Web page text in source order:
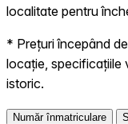
localitate pentru
* Prețuri începând
locație, specificațiile
istoric.
Număr înmatriculare